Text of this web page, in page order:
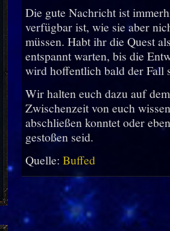
Die gute Nachricht ist
verfügbar ist, wie sie aber
müssen. Habt ihr die Quest
entspannt warten, bis die
wird hoffentlich bald der Fall
Wir halten euch dazu auf
Zwischenzeit von euch
abschließen konntet oder
gestoßen seid.
Quelle: Buffed